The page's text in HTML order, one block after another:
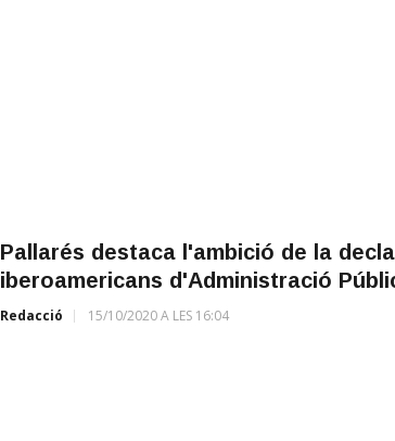
Pallarés destaca l'ambició de la
iberoamericans d'Administració
Redacció 15/10/2020 A LES 16:04